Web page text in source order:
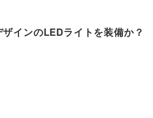
インのLEDライトを装備か？